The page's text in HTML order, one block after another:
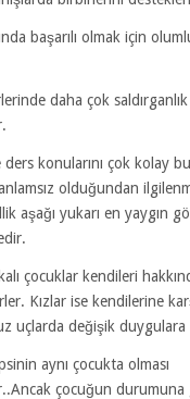
başarılı olmak için
daha çok
ders konularını çok kolay
olduğundan
aşağı yukarı en yaygın
çocuklar kendileri
Kızlar ise kendilerine
uçlarda değişik
aynı çocukta olması
çocuğun durumuna